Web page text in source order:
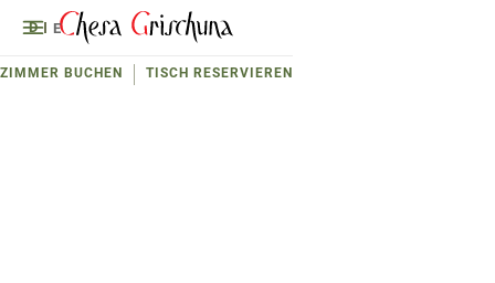
D E
ZIMMER BUCHEN TISCH RESERVIEREN